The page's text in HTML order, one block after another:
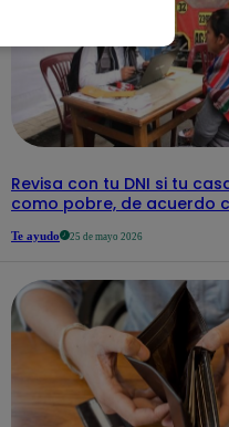
Revisa con tu DNI si tu
como pobre, de acuerdo
Te ayudo 25 de mayo 2026